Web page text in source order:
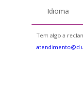
Idioma
Tem algo a